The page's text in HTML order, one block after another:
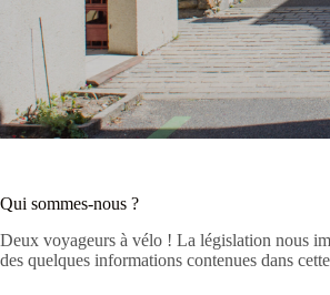
Qui sommes-nous ?
Deux voyageurs à vélo ! La législation nous
des quelques informations contenues dans